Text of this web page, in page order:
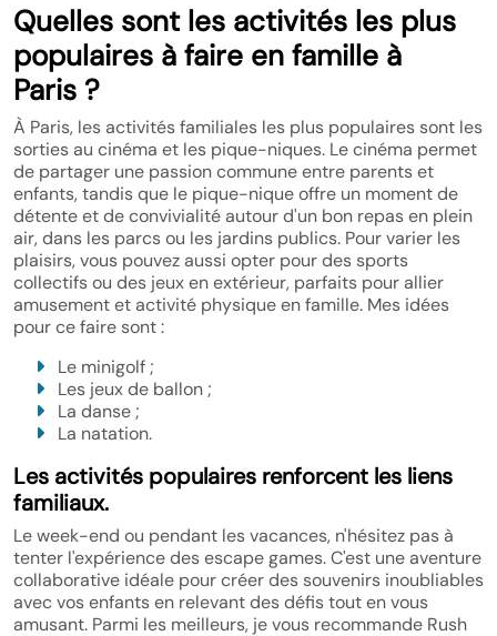
Quelles sont les activités les plus
populaires à faire en famille à
Paris ?
À Paris, les activités familiales les plus populaires sont les
sorties au cinéma et les pique-niques. Le cinéma permet
de partager une passion commune entre parents et
enfants, tandis que le pique-nique offre un moment de
détente et de convivialité autour d'un bon repas en plein
air, dans les parcs ou les jardins publics. Pour varier les
plaisirs, vous pouvez aussi opter pour des sports
collectifs ou des jeux en extérieur, parfaits pour allier
amusement et activité physique en famille. Mes idées
pour ce faire sont :
Le minigolf ;
Les jeux de ballon ;
La danse ;
La natation.
Les activités populaires renforcent les liens
familiaux.
Le week-end ou pendant les vacances, n'hésitez pas à
tenter l'expérience des escape games. C'est une aventure
collaborative idéale pour créer des souvenirs inoubliables
avec vos enfants en relevant des défis tout en vous
amusant. Parmi les meilleurs, je vous recommande Rush